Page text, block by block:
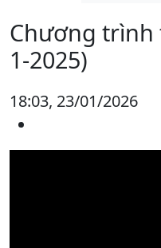
Chương trình
1-2025)
18:03, 23/01/2026